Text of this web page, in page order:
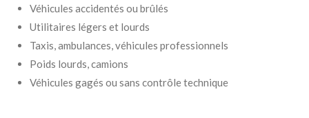
Véhicules accidentés ou brûlés
Utilitaires légers et lourds
Taxis, ambulances, véhicules professionnels
Poids lourds, camions
Véhicules gagés ou sans contrôle technique